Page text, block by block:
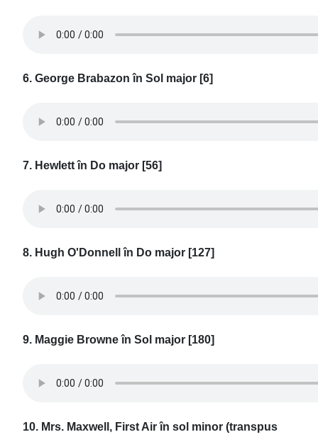
6. George Brabazon în Sol major [6]
7. Hewlett în Do major [56]
8. Hugh O'Donnell în Do major [127]
9. Maggie Browne în Sol major [180]
10. Mrs. Maxwell, First Air în sol minor (transpus